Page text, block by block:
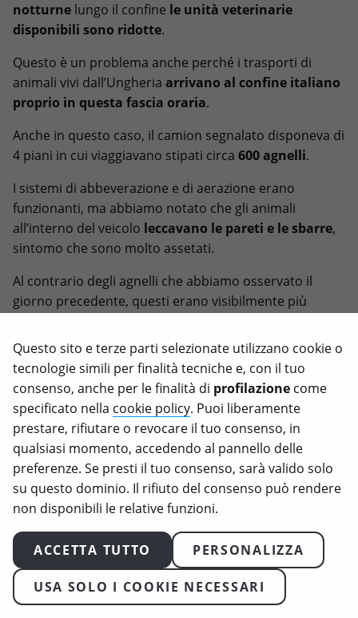
notturne lungo il confine le unità veterinarie
disponibili sono ridotte.
Questo è un problema anche perché i trasporti di
animali vivi dall’Ungheria arrivano al confine italiano
proprio in questa fascia oraria.
Anche in questo caso, il camion segnalato disponeva di
4 piani in cui viaggiavano stipati circa 600 agnelli.
I sistemi di abbeverazione e di aerazione erano
funzionanti, ma abbiamo notato che gli animali
all’interno del veicolo leccavano le pareti e le sbarre,
sintomo che sono molto assetati.
Al contrario degli agnelli che abbiamo osservato il
giorno precedente, questi erano visibilmente più
come farebbero dei cuccioli molto piccoli.
Finalmente dopo circa un’ora e mezza dalla richiesta di
intervento, èarrivato il veterinario.
Molti degli animali toccavano con la testa contro i
piani superiori, non riuscendo nemmeno ad alzarsi in
piedi.
Il trasportatore è stato sanzionato
per assenza di
spazio necessario sopra la testa degli agnelli e per
trasporto senza opportuni divisori tra animali misti
con e senza corna. La cifra totale ammonta a2666
euro
Questo sito e terze parti selezionate utilizzano cookie o
tecnologie simili per finalità tecniche e, con il tuo
consenso, anche per le finalità di profilazione come
specificato nella cookie policy. Puoi liberamente
prestare, rifiutare o revocare il tuo consenso, in
qualsiasi momento, accedendo al pannello delle
preferenze. Se presti il tuo consenso, sarà valido solo
su questo dominio. Il rifiuto del consenso può rendere
non disponibili le relative funzioni.
ACCETTA TUTTO PERSONALIZZA
USA SOLO I COOKIE NECESSARI